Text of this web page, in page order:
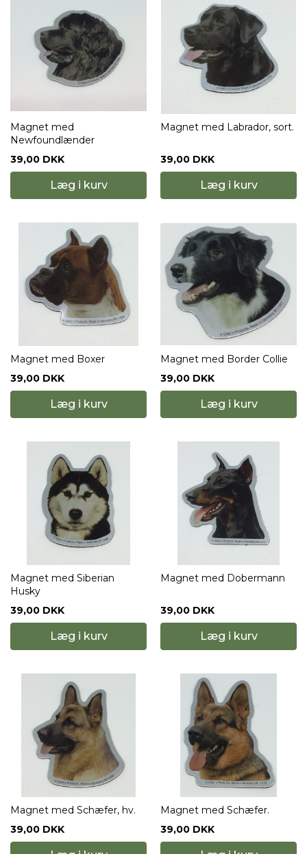
Magnet med
Newfoundlænder
39,00 DKK
Læg i kurv
Magnet med Labrador, sort.
39,00 DKK
Læg i kurv
Magnet med Boxer
39,00 DKK
Læg i kurv
Magnet med Border Collie
39,00 DKK
Læg i kurv
Magnet med Siberian
Husky
39,00 DKK
Læg i kurv
Magnet med Dobermann
39,00 DKK
Læg i kurv
Magnet med Schæfer, hv.
39,00 DKK
Magnet med Schæfer.
39,00 DKK